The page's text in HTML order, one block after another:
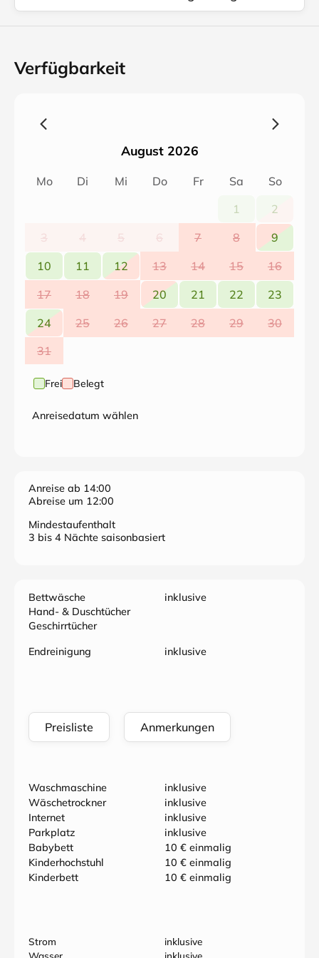
Zimmer verfügt über Fußbodenheizung und einen
Verfügbarkeit
August 2026
Mo Di Mi Do Fr Sa
So
1
2
3
4 5 6 7 8
9
10
11 12 13 14 15
16
17
18 19 20 21 22
23
24
25 26 27 28 29
30
31
Frei Belegt
Anreisedatum wählen
Anreise ab 14:00
Abreise um 12:00
Mindestaufenthalt
3 bis 4 Nächte saisonbasiert
Bettwäsche
Hand- & Duschtücher
Geschirrtücher
inklusive
Endreinigung inklusive
Preisliste Anmerkungen
Waschmaschine
inklusive
Wäschetrockner
inklusive
Internet
inklusive
Parkplatz
inklusive
Babybett
10 € einmalig
Kinderhochstuhl
10 € einmalig
Kinderbett
10 € einmalig
Strom
inklusive
Wasser
inklusive